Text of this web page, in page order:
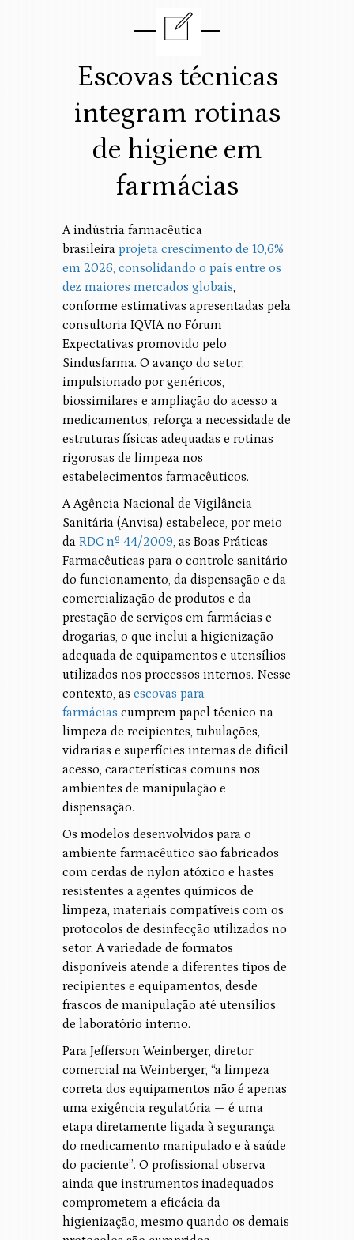
Escovas técnicas
integram rotinas
de higiene em
farmácias
A indústria farmacêutica
brasileira projeta crescimento de 10,6%
em 2026, consolidando o país entre os
dez maiores mercados globais,
conforme estimativas apresentadas pela
consultoria IQVIA no Fórum
Expectativas promovido pelo
Sindusfarma. O avanço do setor,
impulsionado por genéricos,
biossimilares e ampliação do acesso a
medicamentos, reforça a necessidade de
estruturas físicas adequadas e rotinas
rigorosas de limpeza nos
estabelecimentos farmacêuticos.
A Agência Nacional de Vigilância
Sanitária (Anvisa) estabelece, por meio
da RDC nº 44/2009, as Boas Práticas
Farmacêuticas para o controle sanitário
do funcionamento, da dispensação e da
comercialização de produtos e da
prestação de serviços em farmácias e
drogarias, o que inclui a higienização
adequada de equipamentos e utensílios
utilizados nos processos internos. Nesse
contexto, as escovas para
farmácias cumprem papel técnico na
limpeza de recipientes, tubulações,
vidrarias e superfícies internas de difícil
acesso, características comuns nos
ambientes de manipulação e
dispensação.
Os modelos desenvolvidos para o
ambiente farmacêutico são fabricados
com cerdas de nylon atóxico e hastes
resistentes a agentes químicos de
limpeza, materiais compatíveis com os
protocolos de desinfecção utilizados no
setor. A variedade de formatos
disponíveis atende a diferentes tipos de
recipientes e equipamentos, desde
frascos de manipulação até utensílios
de laboratório interno.
Para Jefferson Weinberger, diretor
comercial na Weinberger, “a limpeza
correta dos equipamentos não é apenas
uma exigência regulatória — é uma
etapa diretamente ligada à segurança
do medicamento manipulado e à saúde
do paciente”. O profissional observa
ainda que instrumentos inadequados
comprometem a eficácia da
higienização, mesmo quando os demais